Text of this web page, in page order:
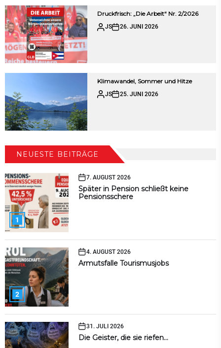
Druckfrisch: „Die Arbeit“ Nr. 2/2026
JS 26. JUNI 2026
Klimawandel, Sommer und Hitze
JS 25. JUNI 2026
NEUESTE BEITRÄGE
1
7. AUGUST 2026
Später in Pension schließt keine
Pensionsschere
2
4. AUGUST 2026
Armutsfalle Tourismusjobs
31. JULI 2026
Die Geister, die sie riefen…